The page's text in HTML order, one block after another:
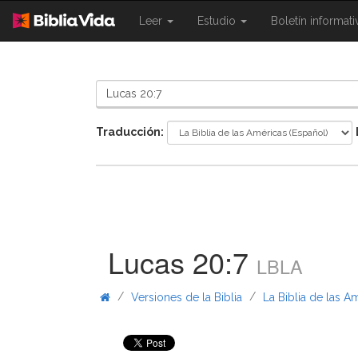
Leer
{{
Estudio
{{
Boletín
Traducción:
Lucas 20:7 LBLA
/ Versiones de la Biblia / La Biblia de las